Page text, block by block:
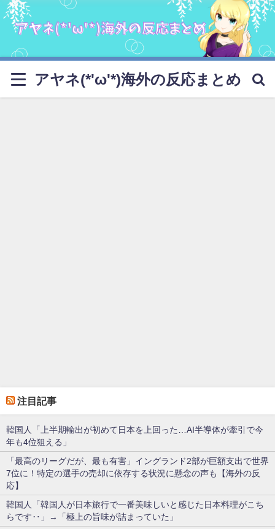
アヤネ(*'ω'*)海外の反応まとめ
注目記事
韓国人「上半期輸出が初めて日本を上回った…AI半導体が牽引で今
年も4位狙える」
「最高のリーグだが、最も有害」イングランド2部が巨額支出で世界
7位に！特定の選手の売却に依存する状況に懸念の声も【海外の反
応】
韓国人「韓国人が日本旅行で一番美味しいと感じた日本料理がこち
らです‥」→「極上の旨味が詰まっていた」